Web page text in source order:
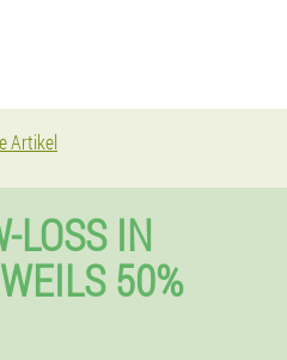
Artikel
LOSS IN
50%